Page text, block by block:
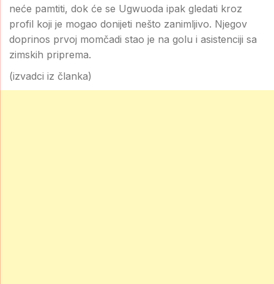
neće pamtiti, dok će se Ugwuoda ipak gledati kroz
profil koji je mogao donijeti nešto zanimljivo. Njegov
doprinos prvoj momčadi stao je na golu i asistenciji sa
zimskih priprema.
(izvadci iz članka)